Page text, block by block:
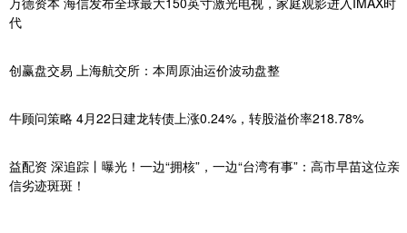
代
创赢盘交易 上海航交所：本周原油运价波动盘整
牛顾问策略 4月22日建龙转债上涨0.24%，转股溢价率218.78%
益配资 深追踪丨曝光！一边“拥核”，一边“台湾有事”：高市早苗这位亲
信劣迹斑斑！